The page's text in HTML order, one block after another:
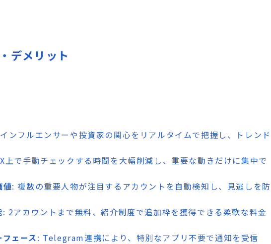
デメリット
ンフルエンサーや投資家の関心をリアルタイムで把握し、トレンド
上で手動チェックする時間を大幅削減し、重要な動きだけに集中で
値: 複数の重要人物が注目するアカウントを自動検知し、見逃しを防
: 2アカウントまで無料、紹介制度で追加枠を獲得できる柔軟な料金
ェース: Telegram連携により、特別なアプリ不要で通知を受信